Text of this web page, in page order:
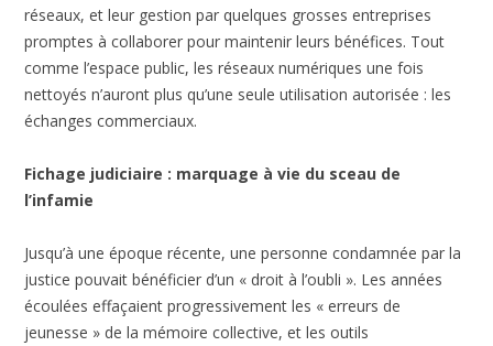
réseaux, et leur gestion par quelques grosses entreprises
promptes à collaborer pour maintenir leurs bénéfices. Tout
comme l’espace public, les réseaux numériques une fois
nettoyés n’auront plus qu’une seule utilisation autorisée : les
échanges commerciaux.
Fichage judiciaire : marquage à vie du sceau de
l’infamie
Jusqu’à une époque récente, une personne condamnée par la
justice pouvait bénéficier d’un « droit à l’oubli ». Les années
écoulées effaçaient progressivement les « erreurs de
jeunesse » de la mémoire collective, et les outils